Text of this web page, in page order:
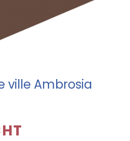
ville Ambrosia